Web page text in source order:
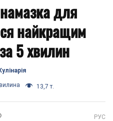
для
найкращим
5 хвилин
13,7 т.
РУС